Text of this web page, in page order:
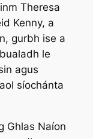
Theresa
Kenny, a
gurbh ise a
le
agus
síochánta
Ghlas Naíon